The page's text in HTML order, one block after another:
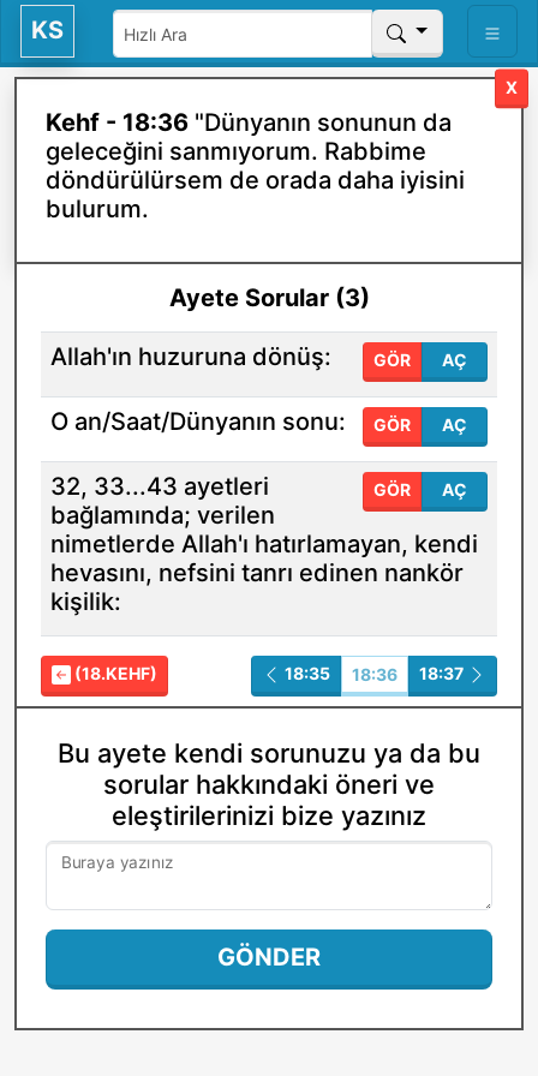
KS
Kehf - 18:36 "Dünyanın sonunun da
geleceğini sanmıyorum. Rabbime
döndürülürsem de orada daha iyisini
bulurum.
X
Ayete Sorular (3)
GÖR AÇ
Allah'ın huzuruna dönüş:
GÖR AÇ
O an/Saat/Dünyanın sonu:
GÖR AÇ
32, 33...43 ayetleri
bağlamında; verilen
nimetlerde Allah'ı hatırlamayan, kendi
hevasını, nefsini tanrı edinen nankör
kişilik:
(18.KEHF) 18:35 18:36 18:37
Bu ayete kendi sorunuzu ya da bu
sorular hakkındaki öneri ve
eleştirilerinizi bize yazınız
Buraya yazınız
GÖNDER